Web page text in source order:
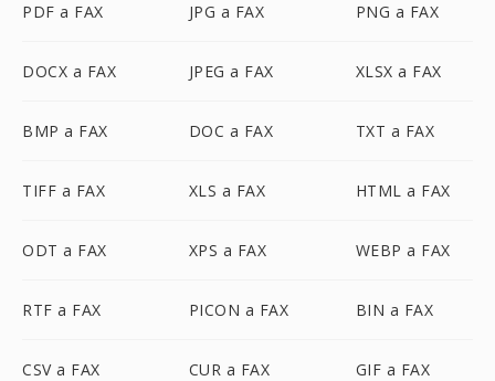
PDF a FAX JPG a FAX PNG a FAX
DOCX a FAX JPEG a FAX XLSX a FAX
BMP a FAX DOC a FAX TXT a FAX
TIFF a FAX XLS a FAX HTML a FAX
ODT a FAX XPS a FAX WEBP a FAX
RTF a FAX PICON a FAX BIN a FAX
CSV a FAX CUR a FAX GIF a FAX